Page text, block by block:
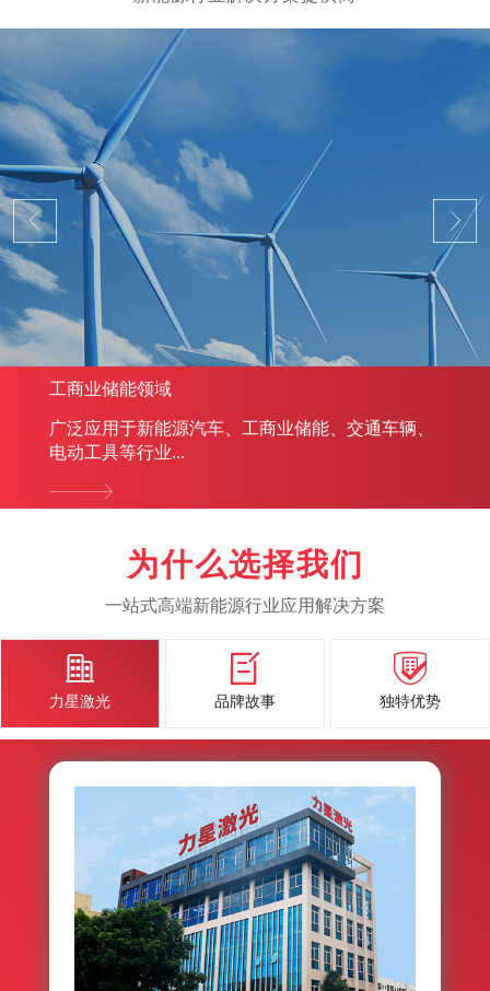
工商业储能领域
广泛应用于新能源汽车、工商业储能、交通车辆、
电动工具等行业...
为什么选择我们
一站式高端新能源行业应用解决方案

力星激光

品牌故事

独特优势